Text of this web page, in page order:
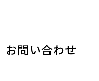
お問い合わせ